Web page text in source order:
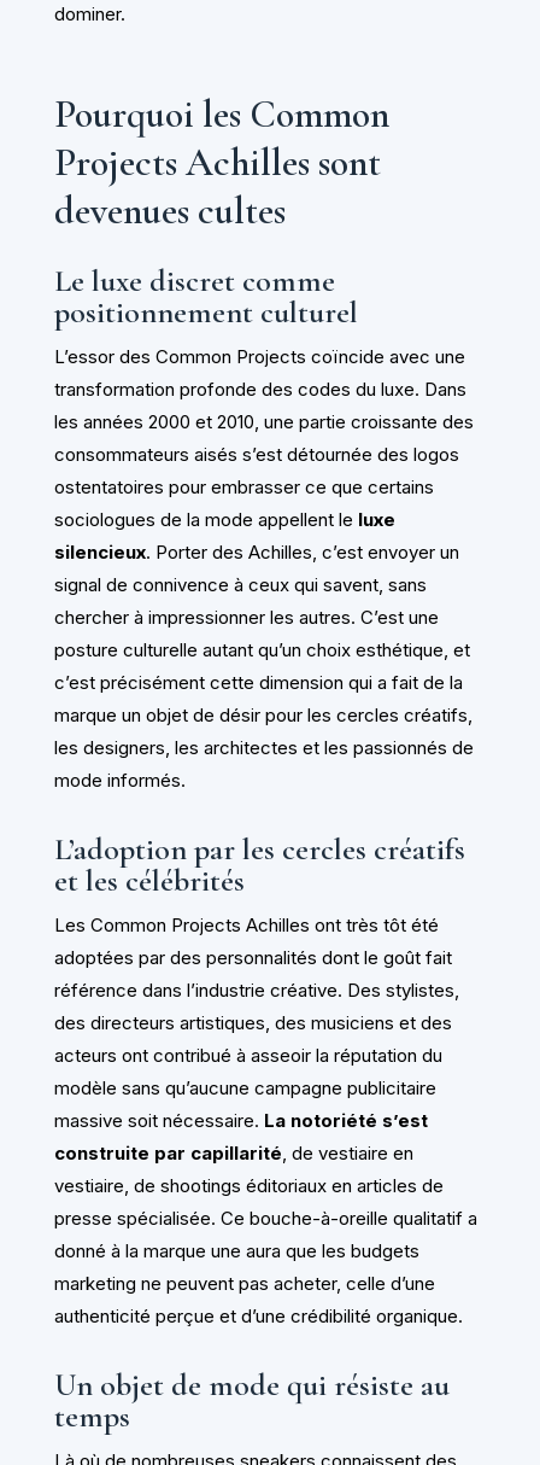
dominer.
Pourquoi les Common
Projects Achilles sont
devenues cultes
Le luxe discret comme
positionnement culturel
L’essor des Common Projects coïncide avec une
transformation profonde des codes du luxe. Dans
les années 2000 et 2010, une partie croissante des
consommateurs aisés s’est détournée des logos
ostentatoires pour embrasser ce que certains
sociologues de la mode appellent le luxe
silencieux. Porter des Achilles, c’est envoyer un
signal de connivence à ceux qui savent, sans
chercher à impressionner les autres. C’est une
posture culturelle autant qu’un choix esthétique, et
c’est précisément cette dimension qui a fait de la
marque un objet de désir pour les cercles créatifs,
les designers, les architectes et les passionnés de
mode informés.
L’adoption par les cercles créatifs
et les célébrités
Les Common Projects Achilles ont très tôt été
adoptées par des personnalités dont le goût fait
référence dans l’industrie créative. Des stylistes,
des directeurs artistiques, des musiciens et des
acteurs ont contribué à asseoir la réputation du
modèle sans qu’aucune campagne publicitaire
massive soit nécessaire. La notoriété s’est
construite par capillarité , de vestiaire en
vestiaire, de shootings éditoriaux en articles de
presse spécialisée. Ce bouche-à-oreille qualitatif a
donné à la marque une aura que les budgets
marketing ne peuvent pas acheter, celle d’une
authenticité perçue et d’une crédibilité organique.
Un objet de mode qui résiste au
temps
Là où de nombreuses sneakers connaissent des